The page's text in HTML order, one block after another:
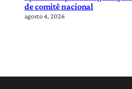
de comitê nacional
agosto 4, 2026